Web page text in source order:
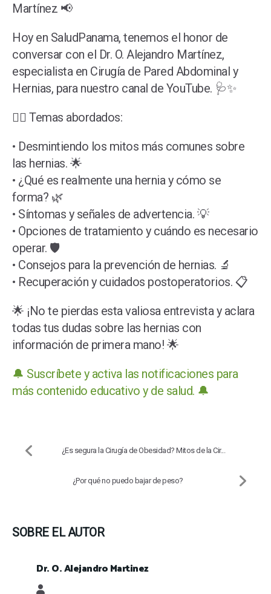
Martínez 📢
Hoy en SaludPanama, tenemos el honor de
conversar con el Dr. O. Alejandro Martínez,
especialista en Cirugía de Pared Abdominal y
Hernias, para nuestro canal de YouTube. 🩺✨
👨‍⚕️ Temas abordados:
• Desmintiendo los mitos más comunes sobre
las hernias. 🌟
• ¿Qué es realmente una hernia y cómo se
forma? 🌿
• Síntomas y señales de advertencia. 💡
• Opciones de tratamiento y cuándo es necesario
operar. 🛡️
• Consejos para la prevención de hernias. 🔬
• Recuperación y cuidados postoperatorios. 📋
🌟 ¡No te pierdas esta valiosa entrevista y aclara
todas tus dudas sobre las hernias con
información de primera mano! 🌟
🔔 Suscríbete y activa las notificaciones para
más contenido educativo y de salud. 🔔
¿Es segura la Cirugía de Obesidad? Mitos de la Cir...
¿Por qué no puedo bajar de peso?
SOBRE EL AUTOR
Dr. O. Alejandro Martinez
Dr. O. Alejandro Martinez